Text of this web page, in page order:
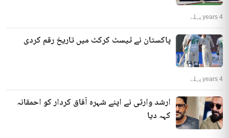
4 years پہلے
پاکستان نے ٹیسٹ کرکٹ میں تاریخ رقم کردی
4 years پہلے
ارشد وارثی نے اپنے شہرہ آفاق کردار کو احمقانہ
کہہ دیا